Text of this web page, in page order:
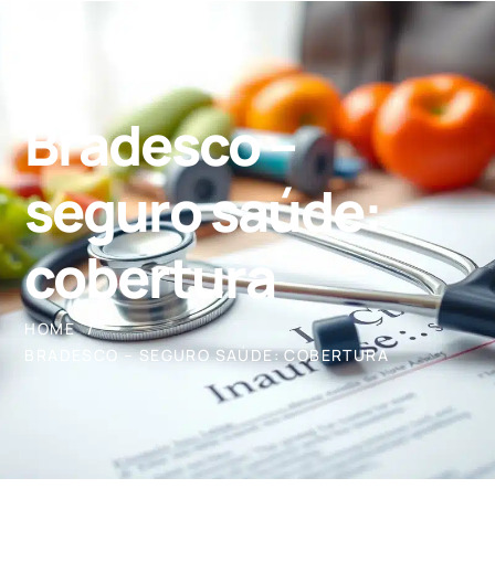
Bradesco –
seguro saúde:
cobertura
HOME
BRADESCO – SEGURO SAÚDE: COBERTURA